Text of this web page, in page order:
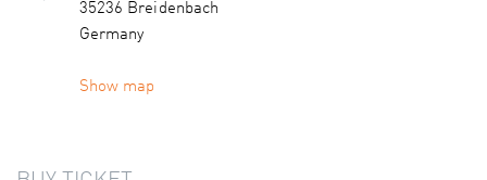
35236 Breidenbach
Germany
Show map